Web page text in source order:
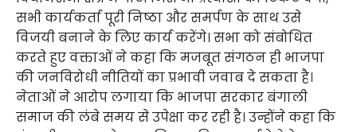
सभी कार्यकर्ता पूरी निष्ठा और समर्पण के साथ उसे
विजयी बनाने के लिए कार्य करेंगे। सभा को संबोधित
करते हुए वक्ताओं ने कहा कि मजबूत संगठन ही भाजपा
की जनविरोधी नीतियों का प्रभावी जवाब दे सकता है।
नेताओं ने आरोप लगाया कि भाजपा सरकार बंगाली
समाज की लंबे समय से उपेक्षा कर रही है। उन्होंने कहा कि